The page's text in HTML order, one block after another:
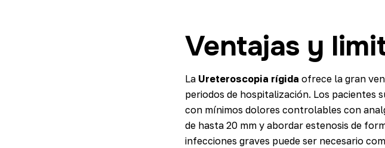
Ventajas y
La Ureteroscopia rígida ofrece la gran
periodos de hospitalización. Los pacientes
con mínimos dolores controlables con
de hasta 20 mm y abordar estenosis de
infecciones graves puede ser necesario